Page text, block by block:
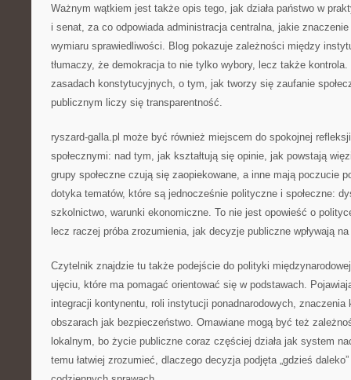
Ważnym wątkiem jest także opis tego, jak działa państwo w
i senat, za co odpowiada administracja centralna, jakie
wymiaru sprawiedliwości. Blog pokazuje zależności między
tłumaczy, że demokracja to nie tylko wybory, lecz także
zasadach konstytucyjnych, o tym, jak tworzy się zaufanie
publicznym liczy się transparentność.
ryszard-galla.pl może być również miejscem do spokojnej
społecznymi: nad tym, jak kształtują się opinie, jak powstają
grupy społeczne czują się zaopiekowane, a inne mają poczucie
dotyka tematów, które są jednocześnie polityczne i społeczne:
szkolnictwo, warunki ekonomiczne. To nie jest opowieść o
lecz raczej próba zrozumienia, jak decyzje publiczne wpływają
Czytelnik znajdzie tu także podejście do polityki
ujęciu, które ma pomagać orientować się w podstawach.
integracji kontynentu, roli instytucji ponadnarodowych, znaczenia
obszarach jak bezpieczeństwo. Omawiane mogą być też
lokalnym, bo życie publiczne coraz częściej działa jak system
temu łatwiej zrozumieć, dlaczego decyzja podjęta „gdzieś